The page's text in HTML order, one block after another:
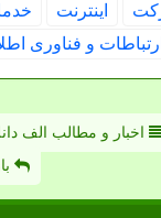
اینترنت
ارتباطات و فناوری
اخبار و مطالب الف